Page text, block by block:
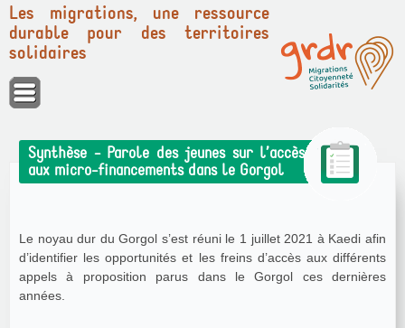
Panneau de gestion des cookies
Les migrations, une ressource
durable pour des territoires
solidaires
Synthèse - Parole des jeunes sur l’accès
aux micro-financements dans le Gorgol
Le noyau dur du Gorgol s’est réuni le 1 juillet 2021 à Kaedi afin
d’identifier les opportunités et les freins d’accès aux différents
appels à proposition parus dans le Gorgol ces dernières
années.